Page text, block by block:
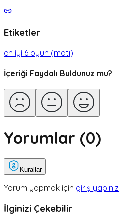
Etiketler
en iyi 6 oyun (matı)
İçeriği Faydalı Buldunuz mu?
Yorumlar (0)
Kurallar
Yorum yapmak için giriş yapınız
İlginizi Çekebilir